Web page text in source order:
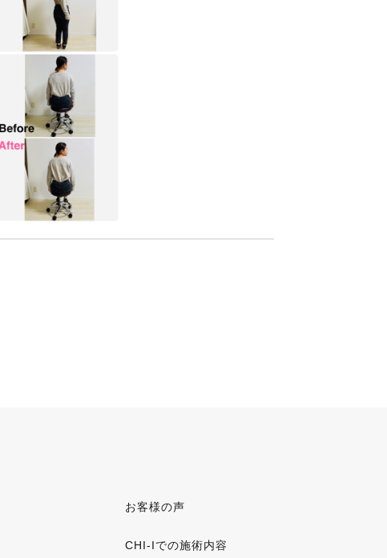
お客様の声
CHI-Iでの施術内容